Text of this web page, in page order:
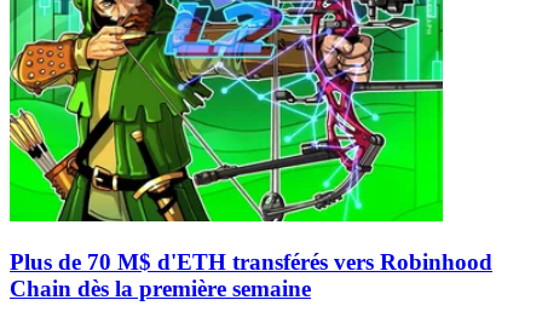
Plus de 70 M$ d'ETH transférés vers Robinhood
Chain dès la première semaine